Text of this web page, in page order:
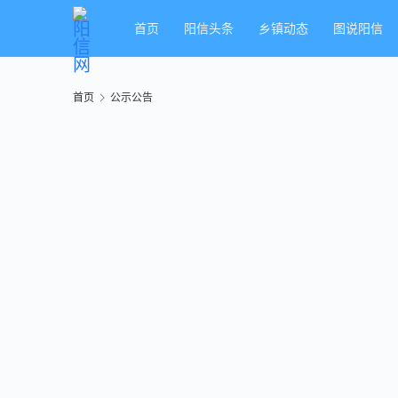
首页 阳信头条 乡镇动态 图说阳信
首页 公示公告